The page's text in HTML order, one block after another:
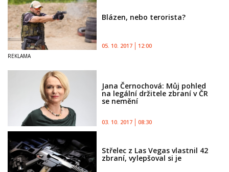
Blázen, nebo terorista?
05. 10. 2017 12:00
Jana Černochová: Můj pohled
na legální držitele zbraní v ČR
se nemění
03. 10. 2017 08:30
Střelec z Las Vegas vlastnil 42
zbraní, vylepšoval si je